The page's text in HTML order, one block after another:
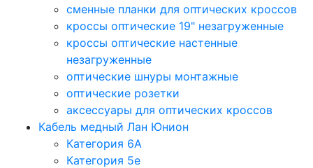
сменные планки для оптических кроссов
кроссы оптические 19" незагруженные
кроссы оптические настенные
незагруженные
оптические шнуры монтажные
оптические розетки
аксессуары для оптических кроссов
Кабель медный Лан Юнион
Категория 6A
Категория 5e